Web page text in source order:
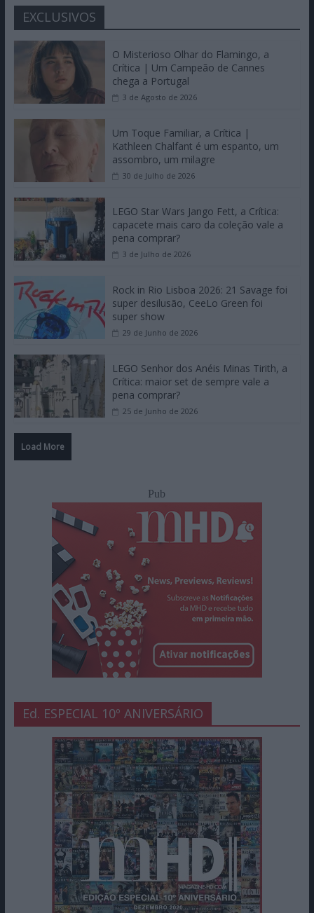
EXCLUSIVOS
O Misterioso Olhar do Flamingo, a
Crítica | Um Campeão de Cannes
chega a Portugal
3 de Agosto de 2026
Um Toque Familiar, a Crítica |
Kathleen Chalfant é um espanto, um
assombro, um milagre
30 de Julho de 2026
LEGO Star Wars Jango Fett, a Crítica:
capacete mais caro da coleção vale a
pena comprar?
3 de Julho de 2026
Rock in Rio Lisboa 2026: 21 Savage foi
super desilusão, CeeLo Green foi
super show
29 de Junho de 2026
LEGO Senhor dos Anéis Minas Tirith, a
Crítica: maior set de sempre vale a
pena comprar?
25 de Junho de 2026
Load More
Pub
Ed. ESPECIAL 10º ANIVERSÁRIO